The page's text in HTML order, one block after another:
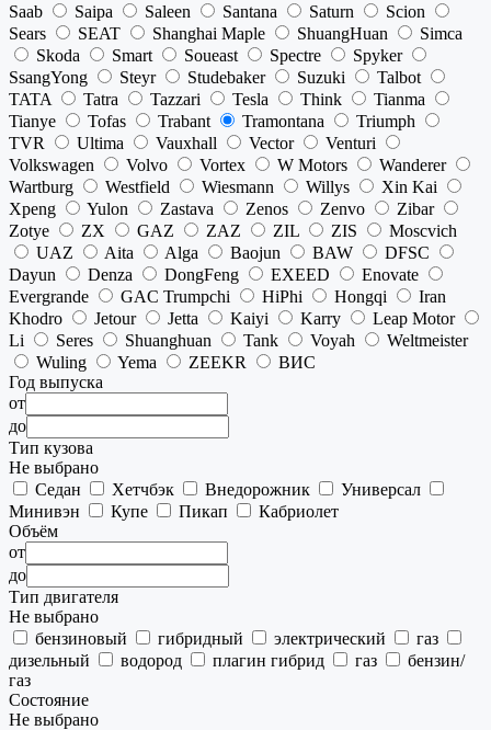
Saab
Saipa Saleen Santana Saturn
Scion
Sears
SEAT Shanghai Maple ShuangHuan
Simca
Skoda
Smart Soueast Spectre
Spyker
SsangYong
Steyr Studebaker Suzuki
Talbot
TATA
Tatra Tazzari Tesla Think
Tianma
Tianye
Tofas Trabant Tramontana
Triumph
TVR
Ultima Vauxhall Vector
Venturi
Volkswagen
Volvo Vortex W Motors
Wanderer
Wartburg
Westfield Wiesmann Willys
Xin Kai
Xpeng
Yulon Zastava Zenos Zenvo
Zibar
Zotye
ZX GAZ ZAZ ZIL ZIS
Moscvich
UAZ
Aita Alga Baojun BAW
DFSC
Dayun
Denza DongFeng EXEED
Enovate
Evergrande
GAC Trumpchi HiPhi Hongqi
Iran
Khodro
Jetour Jetta Kaiyi Karry
Leap Motor
Li
Seres Shuanghuan Tank Voyah
Weltmeister
Wuling
Yema ZEEKR
ВИС
Год выпуска
от
до
Тип кузова
Не выбрано
Седан
Хетчбэк Внедорожник
Универсал
Минивэн
Купе Пикап
Кабриолет
Объём
от
до
Тип двигателя
Не выбрано
бензиновый
гибридный электрический
газ
дизельный
водород плагин гибрид газ
бензин/
газ
Состояние
Не выбрано